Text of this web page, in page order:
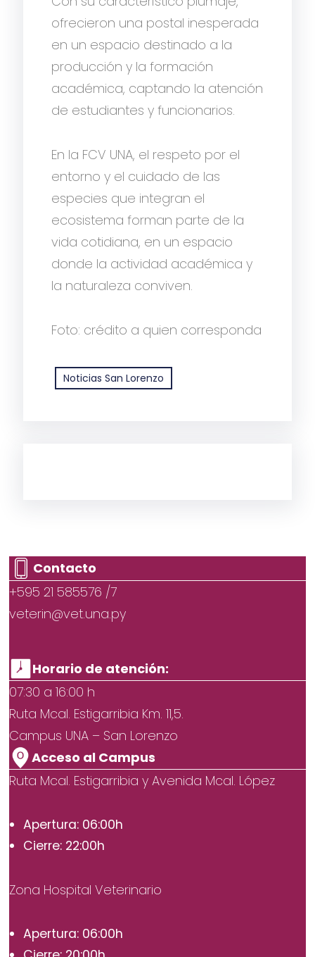
ofrecieron una postal inesperada
en un espacio destinado a la
producción y la formación
académica, captando la atención
de estudiantes y funcionarios.
En la FCV UNA, el respeto por el
entorno y el cuidado de las
especies que integran el
ecosistema forman parte de la
vida cotidiana, en un espacio
donde la actividad académica y
la naturaleza conviven.
Foto: crédito a quien corresponda
Noticias San Lorenzo
Contacto
+595 21 585576 /7
veterin@vet.una.py
Horario de atención:
07:30 a 16:00 h
Ruta Mcal. Estigarribia Km. 11,5.
Campus UNA – San Lorenzo
Acceso al Campus
Ruta Mcal. Estigarribia y Avenida Mcal. López
Apertura: 06:00h
Cierre: 22:00h
Zona Hospital Veterinario
Apertura: 06:00h